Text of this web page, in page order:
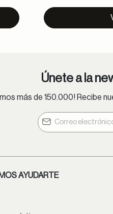
Únete a la
más de 150.000! Recibe
AYUDARTE